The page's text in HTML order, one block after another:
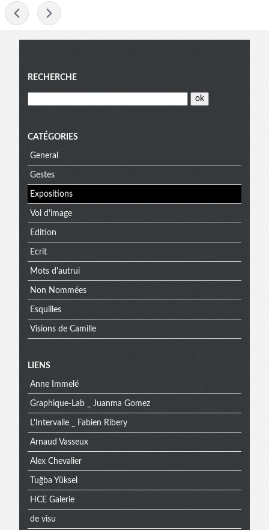
Menu
RECHERCHE
CATÉGORIES
General
Gestes
Expositions
Vol d'image
Edition
Ecrit
Mots d'autrui
Non Nommées
Esquilles
Visions de Camille
Menu
extra
LIENS
Anne Immelé
Graphique-Lab _ Juanma Gomez
L'Intervalle _ Fabien Ribery
Arnaud Vasseux
Alex Chevalier
Tuğba Yüksel
HCE Galerie
de visu